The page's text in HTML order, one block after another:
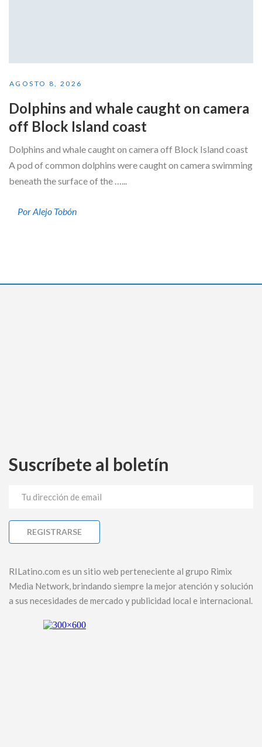
AGOSTO 8, 2026
Dolphins and whale caught on camera
off Block Island coast
Dolphins and whale caught on camera off Block Island coast
A pod of common dolphins were caught on camera swimming
beneath the surface of the …...
Por Alejo Tobón
Suscríbete al boletín
RILatino.com es un sitio web perteneciente al grupo Rimix
Media Network, brindando siempre la mejor atención y solución
a sus necesidades de mercado y publicidad local e internacional.